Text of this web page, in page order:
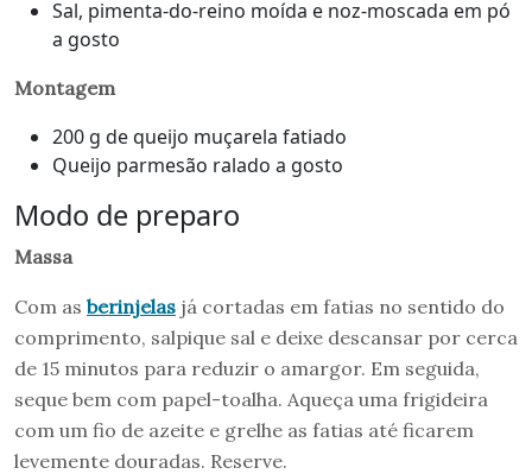
Sal, pimenta-do-reino moída e noz-moscada em pó
a gosto
Montagem
200 g de queijo muçarela fatiado
Queijo parmesão ralado a gosto
Modo de preparo
Massa
Com as berinjelas já cortadas em fatias no sentido do
comprimento, salpique sal e deixe descansar por cerca
de 15 minutos para reduzir o amargor. Em seguida,
seque bem com papel-toalha. Aqueça uma frigideira
com um fio de azeite e grelhe as fatias até ficarem
levemente douradas. Reserve.